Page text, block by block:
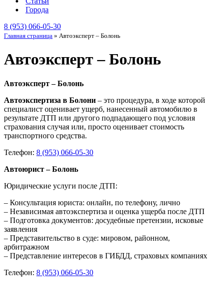
Города
8 (953) 066-05-30
Главная страница » Автоэксперт – Болонь
Автоэксперт – Болонь
Автоэксперт – Болонь
Автоэкспертиза в Болони – это процедура, в ходе которой
специалист оценивает ущерб, нанесенный автомобилю в
результате ДТП или другого подпадающего под условия
страхования случая или, просто оценивает стоимость
транспортного средства.
Телефон: 8 (953) 066-05-30
Автоюрист – Болонь
Юридические услуги после ДТП:
– Консультация юриста: онлайн, по телефону, лично
– Независимая автоэкспертиза и оценка ущерба после ДТП
– Подготовка документов: досудебные претензии, исковые
заявления
– Представительство в суде: мировом, районном,
арбитражном
– Представление интересов в ГИБДД, страховых компаниях
Телефон: 8 (953) 066-05-30